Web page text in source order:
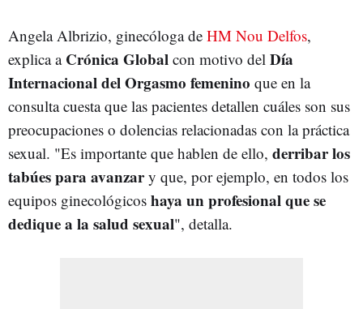
Angela Albrizio, ginecóloga de HM Nou Delfos,
explica a Crónica Global con motivo del Día
Internacional del Orgasmo femenino que en la
consulta cuesta que las pacientes detallen cuáles son sus
preocupaciones o dolencias relacionadas con la práctica
sexual. "Es importante que hablen de ello, derribar los
tabúes para avanzary que, por ejemplo, en todos los
equipos ginecológicos haya un profesional que se
dedique a la salud sexual", detalla.